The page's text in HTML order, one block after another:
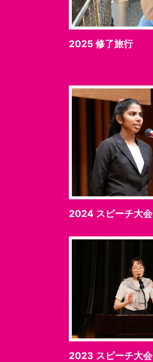
2025 修了旅行
2024 スピーチ大会
2023 スピーチ大会